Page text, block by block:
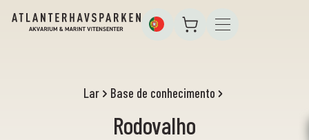
Lar Base de conhecimento
Rodovalho